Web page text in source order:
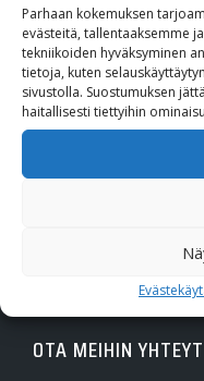
Parhaan kokemuksen
evästeitä, tallentaaksemme
tekniikoiden hyväksyminen
tietoja, kuten
sivustolla. Suostumuksen
haitallisesti tiettyihin
Suzuki
SW-Motech
Varaosat/Sekalaiset
OTA MEIHIN